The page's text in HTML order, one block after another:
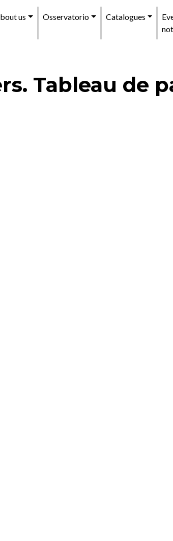
us Osservatorio Catalogues
Tableau de